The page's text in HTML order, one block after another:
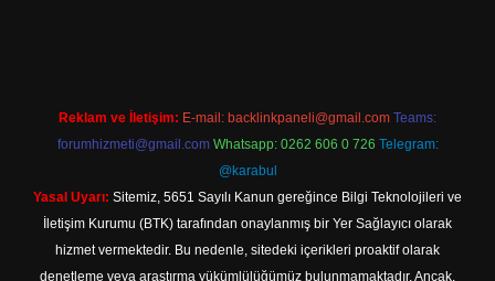
Reklam ve İletişim: E-mail: backlinkpaneli@gmail.com Teams:
forumhizmeti@gmail.com Whatsapp: 0262 606 0 726 Telegram:
@karabul
Yasal Uyarı: Sitemiz, 5651 Sayılı Kanun gereğince Bilgi Teknolojileri ve
İletişim Kurumu (BTK) tarafından onaylanmış bir Yer Sağlayıcı olarak
hizmet vermektedir. Bu nedenle, sitedeki içerikleri proaktif olarak
denetleme veya araştırma yükümlülüğümüz bulunmamaktadır. Ancak,